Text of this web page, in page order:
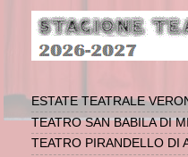
ESTATE TEATRALE
TEATRO SAN BABILA DI
TEATRO PIRANDELLO DI